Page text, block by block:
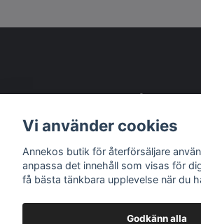
Detta är en webbsida för
Sociala medier
Vi använder cookies
Annekos butik för återförsäljare
anpassa det innehåll som visas för
få bästa tänkbara upplevelse när du
Godkänn alla